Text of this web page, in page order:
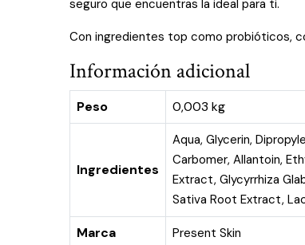
seguro que encuentras la ideal para ti.
Con ingredientes top como probióticos,
Información adicional
Peso 0,003 kg
Ingredientes
Aqua, Glycerin,
Carbomer, Allantoin,
Extract, Glycyrrhiza
Sativa Root Extract,
Marca Present Skin